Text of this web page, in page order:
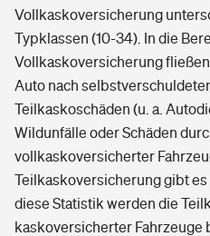
Vollkaskoversicherung
Typklassen (10-34). In die
Vollkaskoversicherung
Auto nach
Teilkaskoschäden (u. a.
Wildunfälle oder Schäden
vollkaskoversicherter
Teilkaskoversicherung gibt es
diese Statistik werden die
kaskoversicherter Fahrzeuge